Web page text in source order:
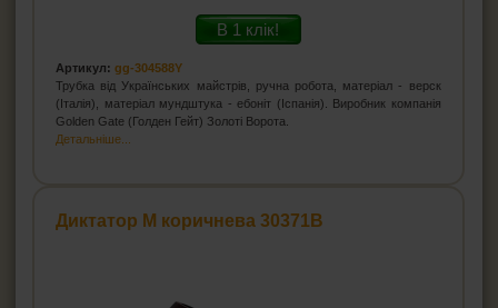
В 1 клік!
Артикул: gg-304588Y
Трубка від Українських майстрів, ручна робота, матеріал - верск
(Італія), матеріал мундштука - ебоніт (Іспанія). Виробник компанія
Golden Gate (Голден Гейт) Золоті Ворота.
Детальніше...
Диктатор М коричнева 30371B